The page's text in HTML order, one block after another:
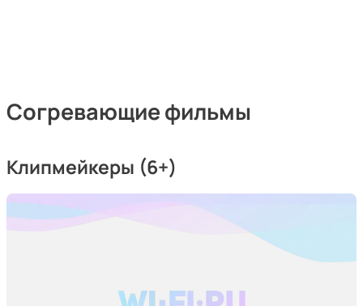
Согревающие фильмы
Клипмейкеры (6+)